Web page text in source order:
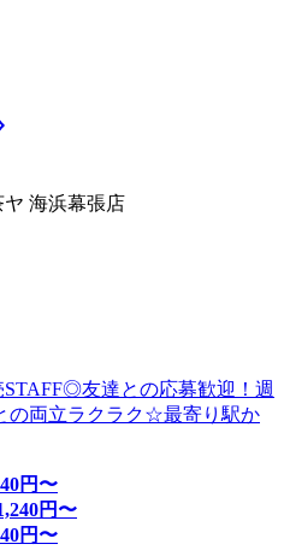
海浜幕張店
友達との応募歓迎！週
の両立ラクラク☆最寄り駅か
円〜
円〜
円〜